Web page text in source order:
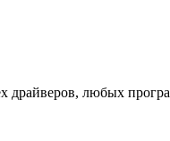
драйверов, любых